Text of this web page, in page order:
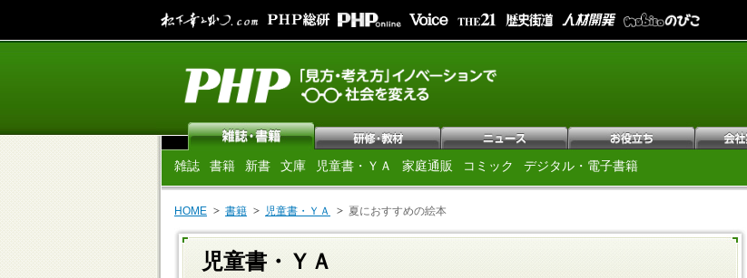
雑誌 書籍 新書 文庫 児童書・ＹＡ 家庭通販 コミック デジタル・電子書籍
HOME 書籍 児童書・ＹＡ 夏におすすめの絵本
児童書・ＹＡ